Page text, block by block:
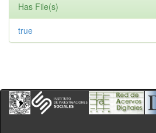
Has File(s)
true